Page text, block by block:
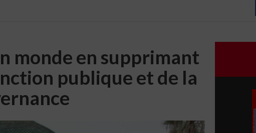
monde en supprimant
publique et de la